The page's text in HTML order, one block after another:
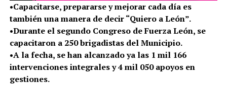
•Capacitarse, prepararse y mejorar cada día es
también una manera de decir “Quiero a León”.
•Durante el segundo Congreso de Fuerza León, se
capacitaron a 250 brigadistas del Municipio.
•A la fecha, se han alcanzado ya las 1 mil 166
intervenciones integrales y 4 mil 050 apoyos en
gestiones.